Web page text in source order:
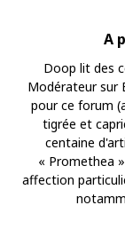
A
Doop lit des
Modérateur sur
pour ce forum
tigrée et
centaine
« Promethea
affection